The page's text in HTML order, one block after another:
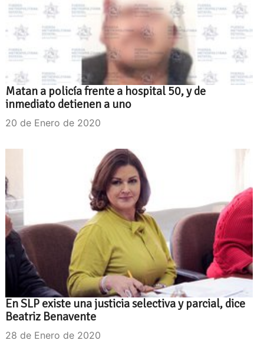
Matan a policía frente a hospital 50, y de
inmediato detienen a uno
20 de Enero de 2020
En SLP existe una justicia selectiva y parcial, dice
Beatriz Benavente
28 de Enero de 2020